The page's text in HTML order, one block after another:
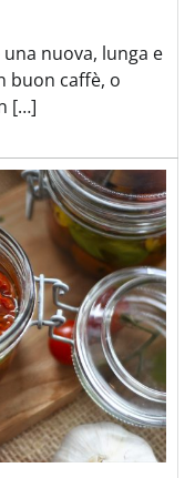
nuova, lunga e
buon caffè, o
[…]